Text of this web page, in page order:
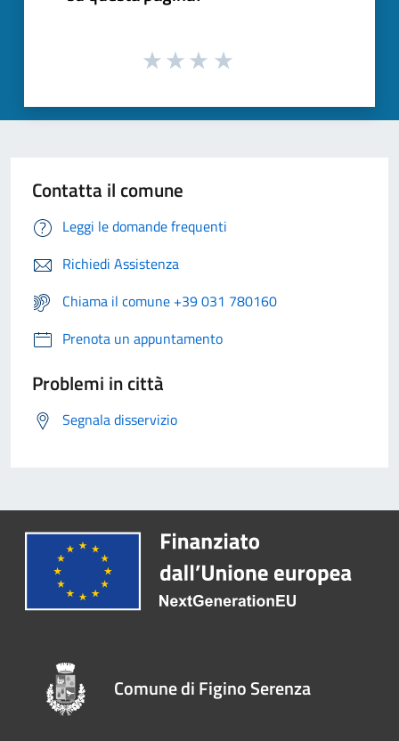
Contatta il comune
Leggi le domande frequenti
Richiedi Assistenza
Chiama il comune +39 031 780160
Prenota un appuntamento
Problemi in città
Segnala disservizio
Comune di Figino Serenza